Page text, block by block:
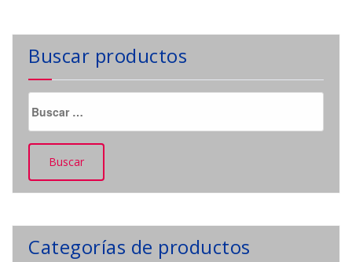
Buscar productos
Categorías de productos